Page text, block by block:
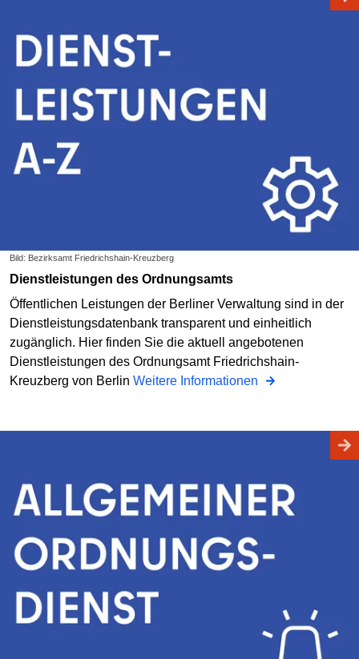
Bild: Bezirksamt Friedrichshain-Kreuzberg
Dienstleistungen des Ordnungsamts
Öffentlichen Leistungen der Berliner Verwaltung sind in der
Dienstleistungsdatenbank transparent und einheitlich
zugänglich. Hier finden Sie die aktuell angebotenen
Dienstleistungen des Ordnungsamt Friedrichshain-
Kreuzberg von Berlin Weitere Informationen